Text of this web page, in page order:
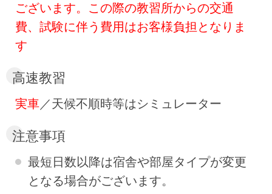
ございます。この際の教習所からの交通
費、試験に伴う費用はお客様負担となりま
す
高速教習
実車／天候不順時等はシミュレーター
注意事項
最短日数以降は宿舎や部屋タイプが変更
となる場合がございます。